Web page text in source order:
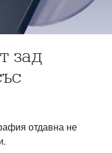
зад
отдавна не